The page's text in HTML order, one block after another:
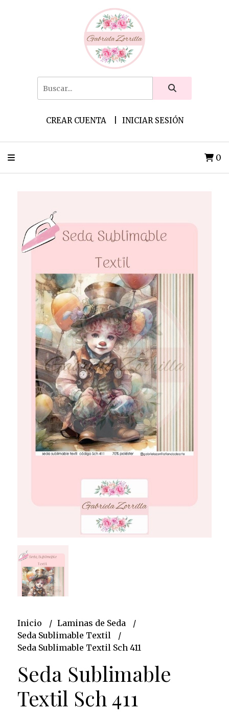
CREAR CUENTA INICIAR SESIÓN
0
Inicio
Laminas de Seda
Seda Sublimable Textil
Seda Sublimable Textil Sch 411
Seda Sublimable
Textil Sch 411